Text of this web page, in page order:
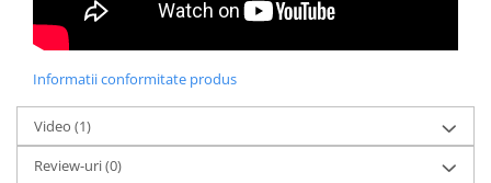
Informatii conformitate produs
Video (1)
Review-uri(0)